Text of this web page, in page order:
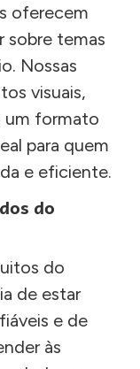
oferecem
sobre temas
Nossas
visuais,
um formato
para quem
e eficiente.
do
do
de estar
e de
às